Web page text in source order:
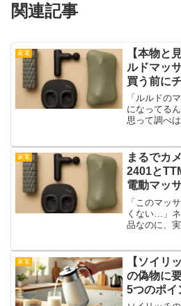
関連記事
家電
【本物と
ルドマッ
買う前に
「ルルドの
になってる
思って調べ
「えっ、こ
モヤし始め
家電
まるでカ
2401と
電動マッ
「このマッ
くない…」
品なのに、
当たる方も
ッサージ器
家電
【ソイリ
の偽物に
5つのポイ